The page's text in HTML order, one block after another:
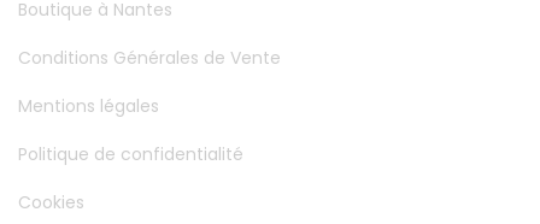
Boutique à Nantes
Conditions Générales de Vente
Mentions légales
Politique de confidentialité
Cookies